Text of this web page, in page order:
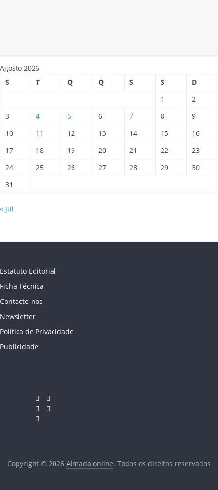
Agosto 2026
S
T Q Q S S
D
1
2
3
4 5 6 7 8
9
10
11 12 13 14 15
16
17
18 19 20 21 22
23
24
25 26 27 28 29
30
31
« Jul
Estatuto Editorial
Ficha Técnica
Contacte-nos
Newsletter
Política de Privacidade
Publicidade
Copyright © 2026 Almada online. Todos os direitos reservados